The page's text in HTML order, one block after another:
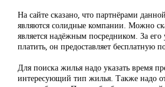
На сайте сказано, что партнёрами
являются солидные компании. Можно
является надёжным посредником. За
платить, он предоставляет бесплатную
Для поиска жилья надо указать время
интересующий тип жилья. Также надо